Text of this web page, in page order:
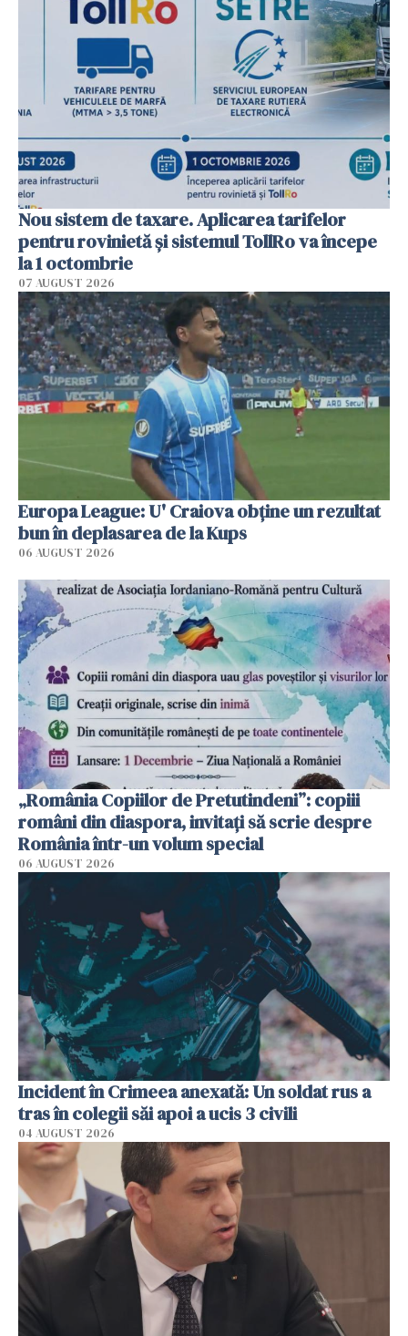
Nou sistem de taxare. Aplicarea tarifelor
pentru rovinietă şi sistemul TollRo va începe
la 1 octombrie
07 AUGUST 2026
Europa League: U' Craiova obține un rezultat
bun în deplasarea de la Kups
06 AUGUST 2026
„România Copiilor de Pretutindeni”: copiii
români din diaspora, invitați să scrie despre
România într-un volum special
06 AUGUST 2026
Incident în Crimeea anexată: Un soldat rus a
tras în colegii săi apoi a ucis 3 civili
04 AUGUST 2026